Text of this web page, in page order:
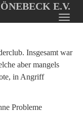
E.V.
Insgesamt war
aber mangels
in Angriff
Probleme